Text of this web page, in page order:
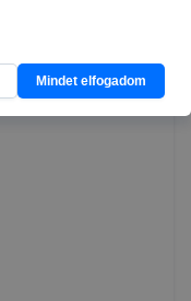
Mindet elfogadom